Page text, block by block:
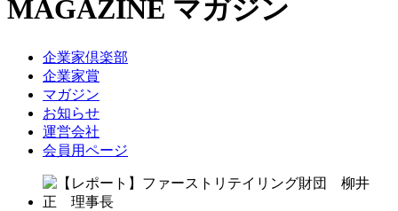
MAGAZINE マガジン
企業家倶楽部
企業家賞
マガジン
お知らせ
運営会社
会員用ページ